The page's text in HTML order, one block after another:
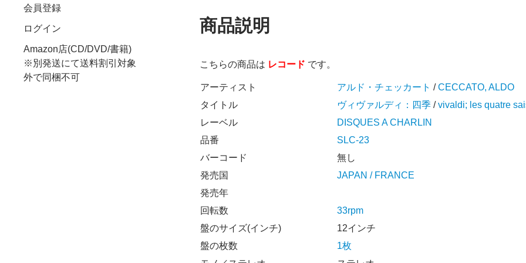
会員登録
ログイン
Amazon店(CD/DVD/書籍)
※別発送にて送料割引対象
外で同梱不可
商品説明
こちらの商品は レコード です。
アーティスト アルド・チェッカート /CECCATO, ALDO
タイトル
ヴィヴァルディ：四季 /vivaldi; les quatre
レーベル
DISQUES A CHARLIN
品番
SLC-23
バーコード
無し
発売国
JAPAN / FRANCE
発売年
回転数
33rpm
盤のサイズ(インチ)
12インチ
盤の枚数
1枚